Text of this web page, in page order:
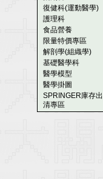
復健科(運動醫學)
護理科
食品營養
限量特價專區
解剖學(組織學)
基礎醫學科
醫學模型
醫學掛圖
SPRINGER庫存出
清專區